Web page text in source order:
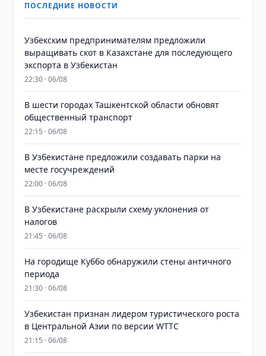
ПОСЛЕДНИЕ НОВОСТИ
Узбекским предпринимателям предложили
выращивать скот в Казахстане для последующего
экспорта в Узбекистан
22:30 · 06/08
В шести городах Ташкентской области обновят
общественный транспорт
22:15 · 06/08
В Узбекистане предложили создавать парки на
месте госучреждений
22:00 · 06/08
В Узбекистане раскрыли схему уклонения от
налогов
21:45 · 06/08
На городище Куббо обнаружили стены античного
периода
21:30 · 06/08
Узбекистан признан лидером туристического роста
в Центральной Азии по версии WTTC
21:15 · 06/08